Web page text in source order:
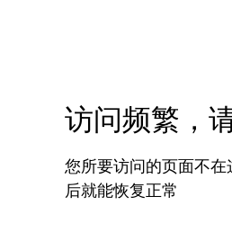
访问频繁，
您所要访问的页面不
后就能恢复正常